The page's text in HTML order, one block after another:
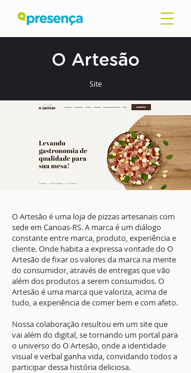
O Artesão
Site
O Artesão é uma loja de pizzas artesanais com
sede em Canoas-RS. A marca é um diálogo
constante entre marca, produto, experiência e
cliente. Onde habita a expressa vontade do O
Artesão de fixar os valores da marca na mente
do consumidor, através de entregas que vão
além dos produtos a serem consumidos. O
Artesão é uma marca que valoriza, acima de
tudo, a experiência de comer bem e com afeto.
Nossa colaboração resultou em um site que
vai além do digital, se tornando um portal para
o universo do O Artesão, onde a identidade
visual e verbal ganha vida, convidando todos a
participar dessa história deliciosa.